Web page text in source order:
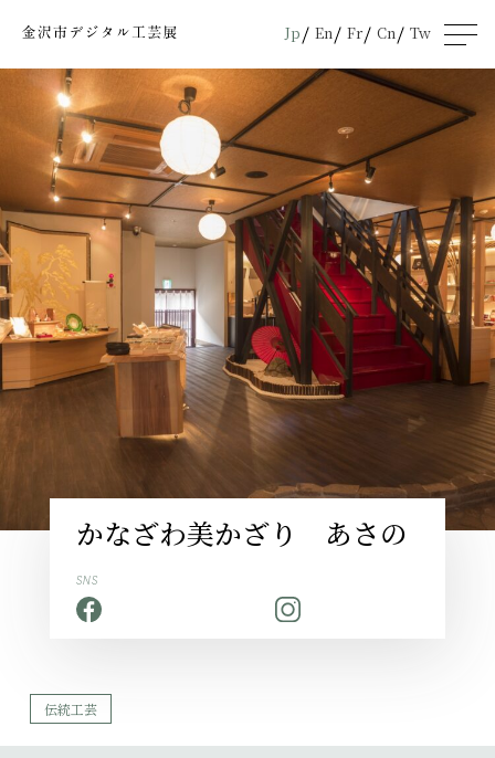
Jp En Fr Cn Tw
men
u
かなざわ美かざり あさの
SNS
伝統工芸